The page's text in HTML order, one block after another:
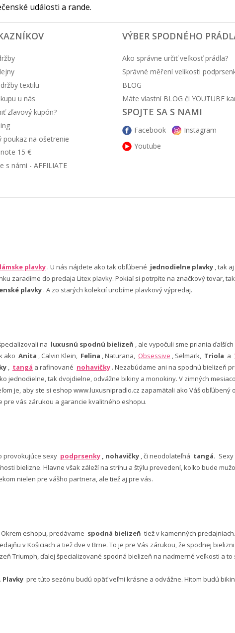
události a rande.
textilu
u nás
zľavový kupón?
poukaz na ošetrenie
15 €
s námi - AFFILIATE
VÝBER SPODNÉHO
Ako správne určiť veľkosť prádla?
Správné měření velikosti
BLOG
Máte vlastní BLOG či YOUTUBE
SPOJTE SA S NAMI
Facebook
Instagram
Youtube
plavky . U nás nájdete ako tak obľúbené jednodielne plavky , tak aj
zaradíme do predaja Litex plavky. Pokiaľ si potrpíte na značkový tovar,
plavky . A zo starých kolekcií urobíme plavkový výpredaj.
na luxusnú spodnú bielizeň , ale vypočuli sme priania
ako Anita , Calvin Klein, Felina , Naturana, Obsessive , Selmark, Triola a
, tangá a rafinované nohavičky . Nezabúdame ani na spodnú bielizeň
jednodielne, tak dvojdielne, odvážne bikiny a monokiny. V zimných
je, aby ste si eshop www.luxusnipradlo.cz zapamätali ako Váš obľúbený
pre vás zárukou a garancie kvalitného eshopu.
provokujúce sexy podprsenky , nohavičky , či neodolateľná tangá.
bielizne. Hlavne však záleží na strihu a štýlu prevedení, koľko bude
nielen pre vášho partnera, ale tiež aj pre vás.
eshopu, predávame spodná bielizeň tiež v kamenných
v Košiciach a tiež dve v Brne. To je pre Vás zárukou, že spodnej
Triumph, ďalej špecializované spodná bielizeň na nadmerné veľkosti a
Plavky pre túto sezónu budú opäť veľmi krásne a odvážne. Hitom budú